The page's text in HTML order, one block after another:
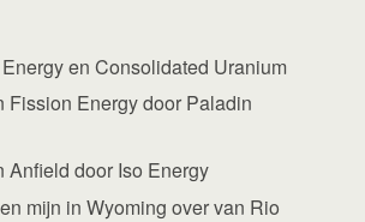
en Consolidated Uranium
Fission Energy door Paladin
Anfield door Iso Energy
mijn in Wyoming over van Rio